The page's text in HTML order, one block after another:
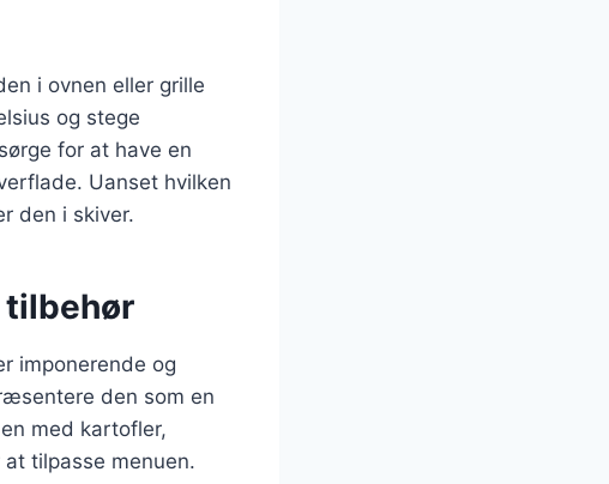
i ovnen eller grille
og stege
for at have en
Uanset hvilken
den i skiver.
tilbehør
imponerende og
den som en
med kartofler,
tilpasse menuen.